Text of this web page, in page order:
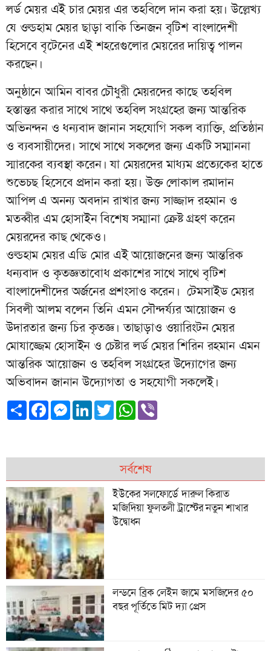
লর্ড মেয়র এই চার মেয়র এর তহবিলে দান করা হয়। উল্লেখ্য
যে ওল্ডহাম মেয়র ছাড়া বাকি তিনজন বৃটিশ বাংলাদেশী
হিসেবে বৃটেনের এই শহরেগুলোর মেয়রের দায়িত্ব পালন
করছেন।
অনুষ্ঠানে আমিন বাবর চৌধুরী মেয়রদের কাছে তহবিল
হস্তান্তর করার সাথে সাথে তহবিল সংগ্রহের জন্য আন্তরিক
অভিনন্দন ও ধন্যবাদ জানান সহযোগি সকল ব্যাক্তি, প্রতিষ্ঠান
ও ব্যবসায়ীদের। সাথে সাথে সকলের জন্য একটি সম্মাননা
স্মারকের ব্যবস্থা করেন। যা মেয়রদের মাধ্যম প্রত্যেকের হাতে
শুভেচছ হিসেবে প্রদান করা হয়। উক্ত লোকাল রমাদান
আপিল এ অনন্য অবদান রাখার জন্য সাজ্জাদ রহমান ও
মতব্বীর এম হোসাইন বিশেষ সম্মানা ক্রেষ্ট গ্রহণ করেন
মেয়রদের কাছ থেকেও।
ওল্ডহাম মেয়র এডি মোর এই আয়োজনের জন্য আন্তরিক
ধন্যবাদ ও কৃতজ্ঞতাবোধ প্রকাশের সাথে সাথে বৃটিশ
বাংলাদেশীদের অর্জনের প্রশংসাও করেন। টেমসাইড মেয়র
সিবলী আলম বলেন তিনি এমন সৌন্দর্য্যর আয়োজন ও
উদারতার জন্য চির কৃতজ্ঞ। তাছাড়াও ওয়ারিংটন মেয়র
মোযাজ্জেম হোসাইন ও চেষ্টার লর্ড মেয়র শিরিন রহমান এমন
আন্তরিক আয়োজন ও তহবিল সংগ্রহের উদ্যোগের জন্য
অভিবাদন জানান উদ্যোগতা ও সহযোগী সকলেই।
ShareFacebookMessenger
LinkedInTwitterWhatsApp
সর্বশেষ
ইউকের সলফোর্ডে দারুল কিরাত
মজিদিয়া ফুলতলী ট্রাস্টের নতুন শাখার
উদ্বোধন
লন্ডনে ব্রিক লেইন জামে মসজিদের ৫০
বছর পূর্তিতে মিট দ‍্যা প্রেস